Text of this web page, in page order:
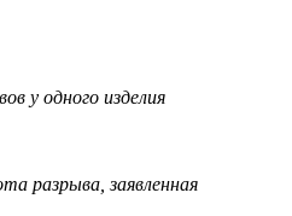
у одного изделия
разрыва, заявленная